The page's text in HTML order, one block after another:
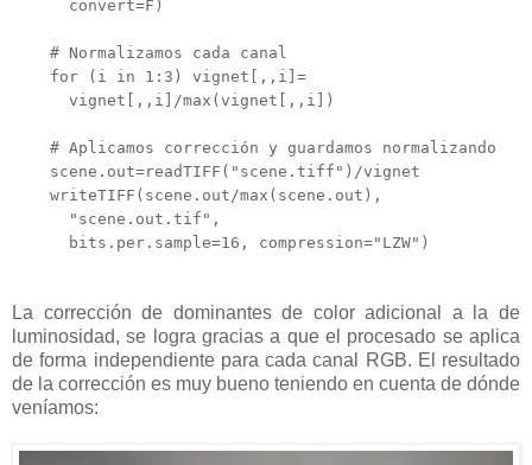
convert=F)
# Normalizamos cada canal
for (i in 1:3) vignet[,,i]=
vignet[,,i]/max(vignet[,,i])
# Aplicamos corrección y guardamos normalizando
scene.out=readTIFF("scene.tiff")/vignet
writeTIFF(scene.out/max(scene.out),
"scene.out.tif",
bits.per.sample=16, compression="LZW")
La corrección de dominantes de color adicional a la de
luminosidad, se logra gracias a que el procesado se aplica
de forma independiente para cada canal RGB. El resultado
de la corrección es muy bueno teniendo en cuenta de dónde
veníamos: